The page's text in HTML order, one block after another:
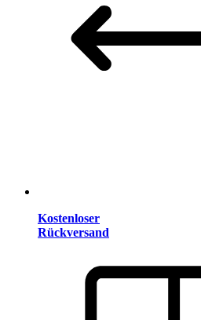
Kostenloser
Rückversand